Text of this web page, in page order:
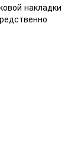
накладки